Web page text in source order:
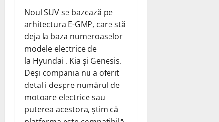
Noul SUV se bazează pe
arhitectura E-GMP, care stă
deja la baza numeroaselor
modele electrice de
la Hyundai , Kia și Genesis.
Deși compania nu a oferit
detalii despre numărul de
motoare electrice sau
puterea acestora, știm că